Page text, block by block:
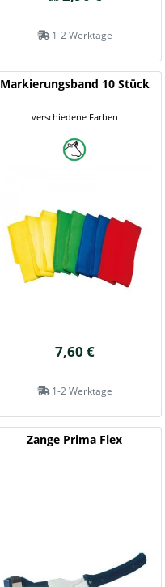
1-2 Werktage
Markierungsband 10 Stück
verschiedene Farben
7,60 €
1-2 Werktage
Zange Prima Flex